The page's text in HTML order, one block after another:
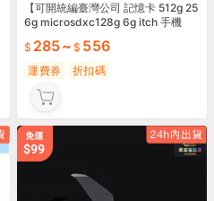
【可開統編臺灣公司 記憶卡 512g 25
6g microsdxc128g 6g itch 手機
285~ 556
運費券 折扣碼